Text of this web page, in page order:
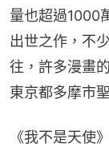
量也超過1000
出世之作，不
往，許多漫畫
東京都多摩市
《我不是天使